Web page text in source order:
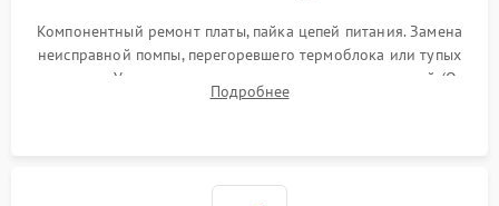
Компонентный ремонт платы, пайка цепей питания. Замена
неисправной помпы, перегоревшего термоблока или тупых
жерновов. Установка новых силиконовых уплотнителей (O-
ring) и тефлоновых трубок для надежного устранения
Подробнее